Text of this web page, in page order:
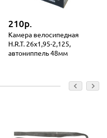
210р.
Камера велосипедная
H.R.T. 26x1,95-2,125,
автониппель 48мм